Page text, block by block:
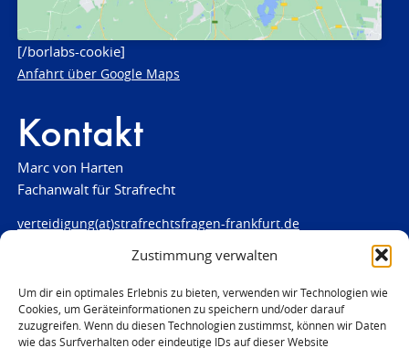
Zustimmung verwalten
Um dir ein optimales Erlebnis zu bieten, verwenden wir Technologien wie
Cookies, um Geräteinformationen zu speichern und/oder darauf
zuzugreifen. Wenn du diesen Technologien zustimmst, können wir Daten
wie das Surfverhalten oder eindeutige IDs auf dieser Website
[/borlabs-cookie]
Anfahrt über Google Maps
Kontakt
Marc von Harten
Fachanwalt für Strafrecht
verteidigung(at)strafrechtsfragen-frankfurt.de
www.strafrechtsfragen-frankfurt.de
Louisenstraße 84
61348 Bad Homburg
Telefon:06172 - 66 28 00